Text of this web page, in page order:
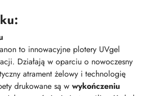
to innowacyjne plotery UVgel
Działają w oparciu o nowoczesny
atrament żelowy i technologię
drukowane są w wykończeniu